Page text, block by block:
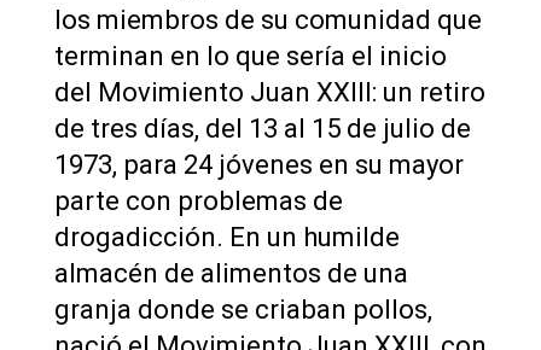
los miembros de su comunidad que
terminan en lo que sería el inicio
del Movimiento Juan XXIII: un retiro
de tres días, del 13 al 15 de julio de
1973, para 24 jóvenes en su mayor
parte con problemas de
drogadicción. En un humilde
almacén de alimentos de una
granja donde se criaban pollos,